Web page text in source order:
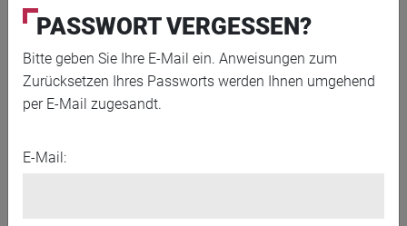
PASSWORT VERGESSEN?
Bitte geben Sie Ihre E-Mail ein. Anweisungen zum
Zurücksetzen Ihres Passworts werden Ihnen umgehend
per E-Mail zugesandt.
E-Mail: